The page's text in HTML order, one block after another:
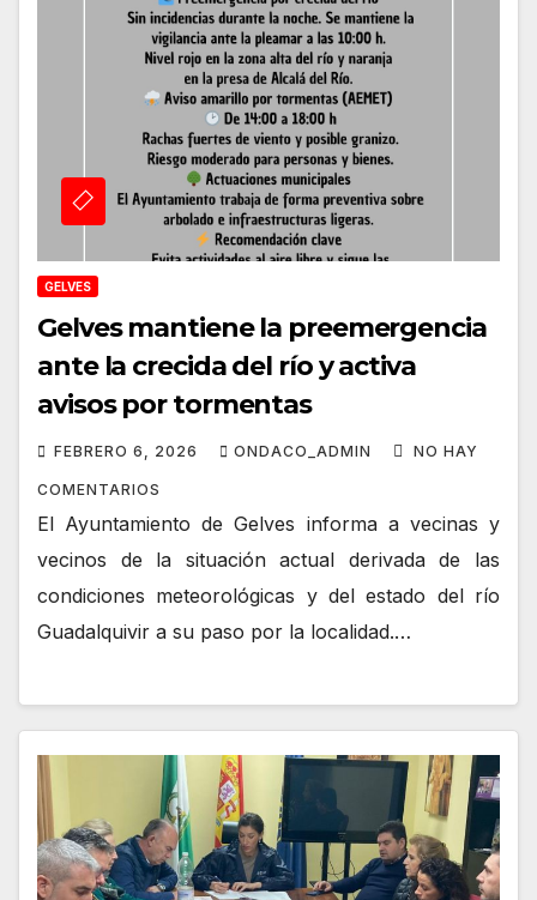
GELVES
Gelves mantiene la preemergencia
ante la crecida del río y activa
avisos por tormentas
FEBRERO 6, 2026 ONDACO_ADMIN NO HAY
COMENTARIOS
El Ayuntamiento de Gelves informa a vecinas y
vecinos de la situación actual derivada de las
condiciones meteorológicas y del estado del río
Guadalquivir a su paso por la localidad.…